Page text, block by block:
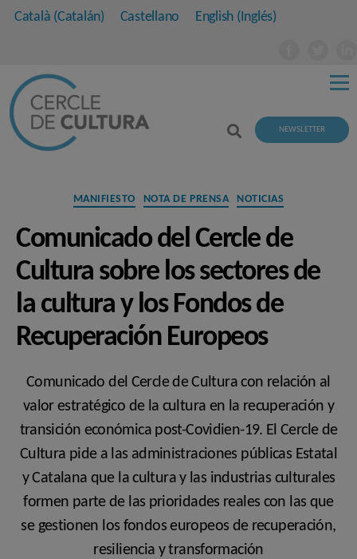
Català (Catalán) Castellano English (Inglés)
NEWSLETTER
Categorías
MANIFIESTO NOTA DE PRENSA NOTICIAS
Comunicado del Cercle de
Cultura sobre los sectores de
la cultura y los Fondos de
Recuperación Europeos
Comunicado del Cercle de Cultura con relación al
valor estratégico de la cultura en la recuperación y
transición económica post-Covidien-19. El Cercle de
Cultura pide a las administraciones públicas Estatal
y Catalana que la cultura y las industrias culturales
formen parte de las prioridades reales con las que
se gestionen los fondos europeos de recuperación,
resiliencia y transformación